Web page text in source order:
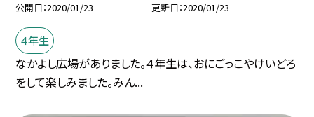
公開日 2020/01/23 更新日 2020/01/23
４年生
なかよし広場がありました。４年生は、おにごっこやけいどろ
をして楽しみました。みん...